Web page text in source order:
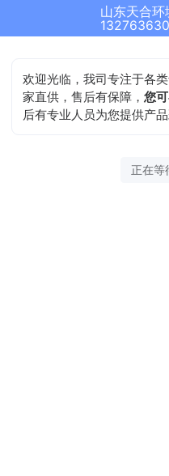
欢迎光临，我司专注于各
家直供，售后有保障，您
后有专业人员为您提供产
正在等